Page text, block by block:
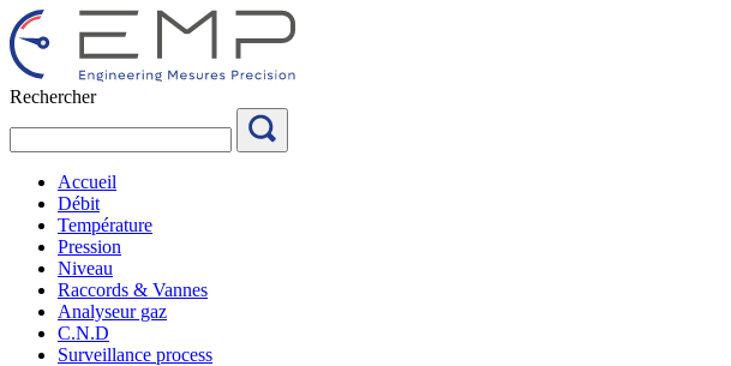
Aller
au
contenu
Rechercher
Accueil
Débit
Température
Pression
Niveau
Raccords & Vannes
Analyseur gaz
C.N.D
Surveillance process